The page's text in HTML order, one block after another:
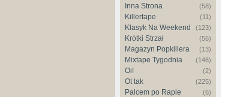
Inna Strona (58)
Killertape (11)
Klasyk Na Weekend (123)
Krótki Strzał (56)
Magazyn Popkillera (13)
Mixtape Tygodnia (146)
Oi! (2)
Ot tak (225)
Palcem po Rapie (6)